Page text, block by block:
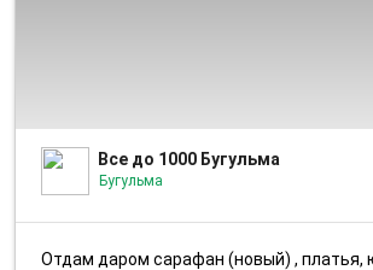
Все до 1000 Бугульма
Бугульма
Отдам даром сарафан (новый) , платья,